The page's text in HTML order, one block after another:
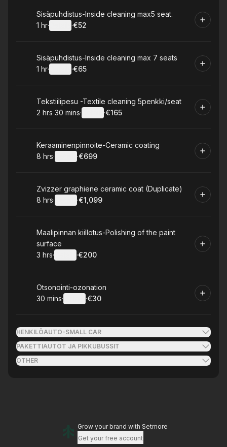
Book Sisäpuhdistus-Inside cleaning max5 seat.
. Duration :
1 hr· ·
.Price
€52
Book
Sisäpuhdistus-Inside cleaning max 7 seats
. Duration :
1 hr· ·
.Price
€65
Book
Tekstiilipesu -Textile cleaning 5penkki/seat
. Duration:
2 hrs 30 mins· ·
.Price
€165
Book
Keraaminenpinnoite-Ceramic coating
. Duration:
8 hrs· ·
.Price
€699
Book
Zvizzer graphiene ceramic coat (Duplicate)
. Duration:
8 hrs· ·
.Price
€1,099
Book
Maalipinnan kiillotus-Polishing of the paint
surface
. Duration:
3 hrs· ·
.Price
€200
Book
Otsonointi-ozonation
.Duration:
30 mins· ·
.Price
€30
HENKILÖAUTO-SMALL CAR
PAKETTIAUTOT JA PIKKUBUSSIT
OTHER
Grow your brand with Setmore
Get your free account